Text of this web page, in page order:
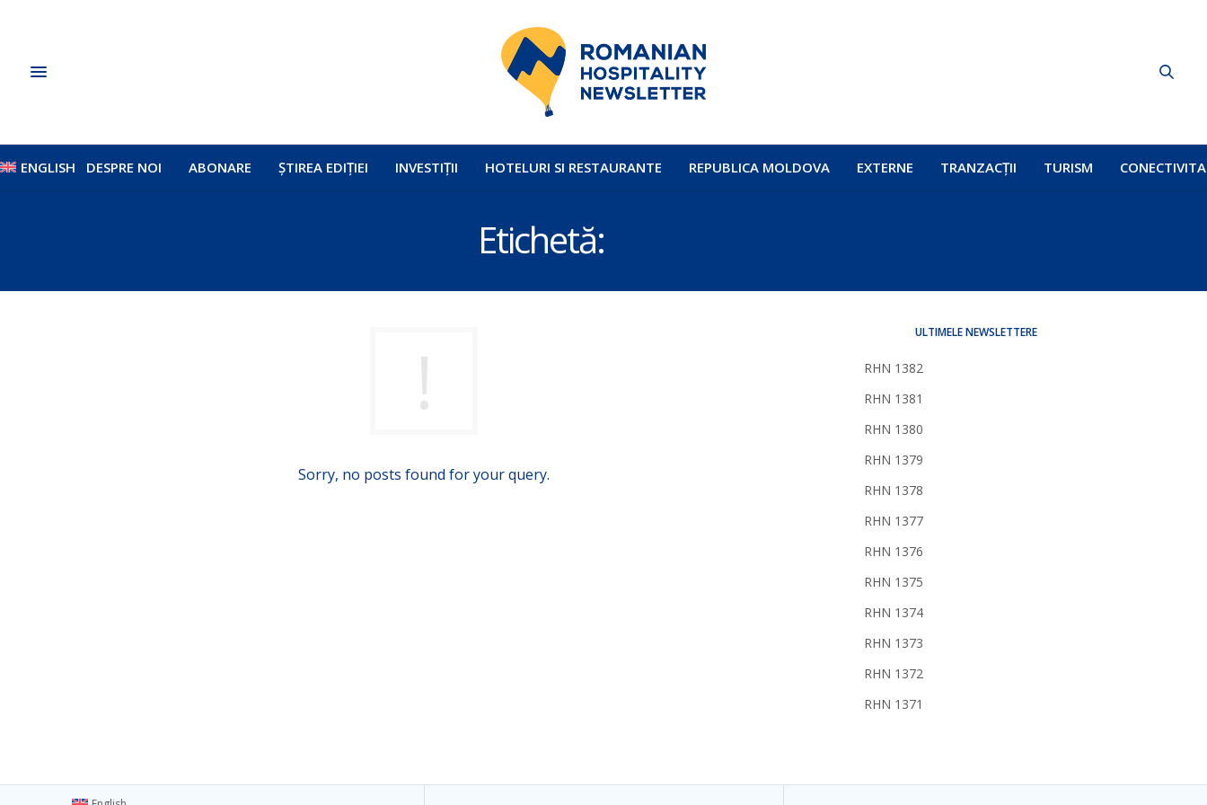
ENGLISH DESPRE NOI ABONARE ȘTIREA EDIȚIEI INVESTIȚII HOTELURI SI RESTAURANTE REPUBLICA MOLDOVA EXTERNE TRANZACȚII TURISM
Etichetă:
Sorry, no posts found for your query.
ULTIMELE NEWSLETTERE
RHN 1382
RHN 1381
RHN 1380
RHN 1379
RHN 1378
RHN 1377
RHN 1376
RHN 1375
RHN 1374
RHN 1373
RHN 1372
RHN 1371